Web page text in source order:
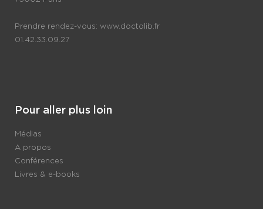
Prendre rendez-vous: www.doctolib.fr
01.42.33.09.27
Pour aller plus loin
Médias
A propos
Conférences
Livres & e-books